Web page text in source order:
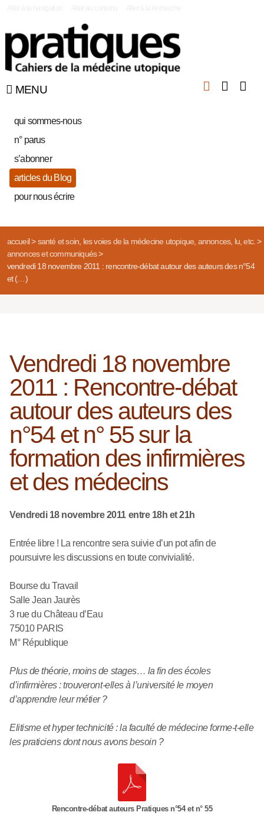
MENU
qui sommes-nous
n° parus
s’abonner
articles du Blog
pour nous écrire
accueil> santé et soin, les voies de la médecine utopique, annonces, lu, etc.>
annonces et communiqués>
vendredi 18 novembre 2011 : rencontre-débat autour des auteurs des n°54
et (…)
Vendredi 18 novembre
2011 : Rencontre-débat
autour des auteurs des
n°54 et n° 55 sur la
formation des infirmières
et des médecins
Vendredi 18 novembre 2011 entre 18h et 21h
Entrée libre ! La rencontre sera suivie d’un pot afin de
poursuivre les discussions en toute convivialité.
Bourse du Travail
Salle Jean Jaurès
3 rue du Château d’Eau
75010 PARIS
M° République
Plus de théorie, moins de stages… la fin des écoles
d’infirmières : trouveront-elles à l’université le moyen
d’apprendre leur métier ?
Elitisme et hyper technicité : la faculté de médecine forme-t-elle
les praticiens dont nous avons besoin ?
Rencontre-débat auteurs Pratiques n°54 et n° 55